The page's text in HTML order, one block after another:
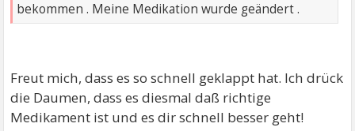
bekommen . Meine Medikation wurde geändert .
Freut mich, dass es so schnell geklappt hat. Ich drück
die Daumen, dass es diesmal daß richtige
Medikament ist und es dir schnell besser geht!